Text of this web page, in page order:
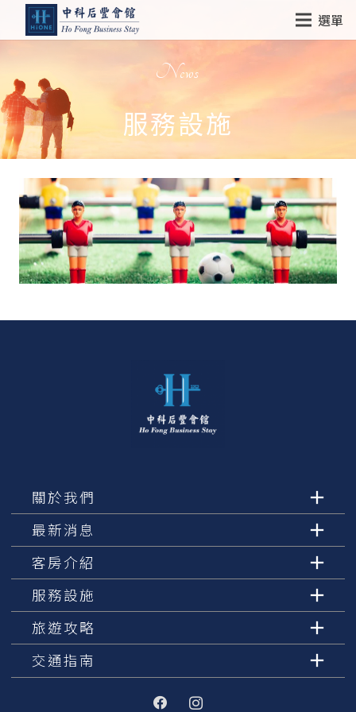
選單
News
服務設施
關於我們
最新消息
客房介紹
服務設施
旅遊攻略
交通指南